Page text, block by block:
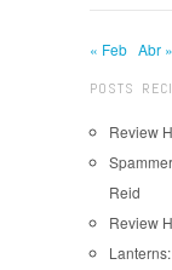
« Feb Abr »
POSTS
Review
Reid
Review